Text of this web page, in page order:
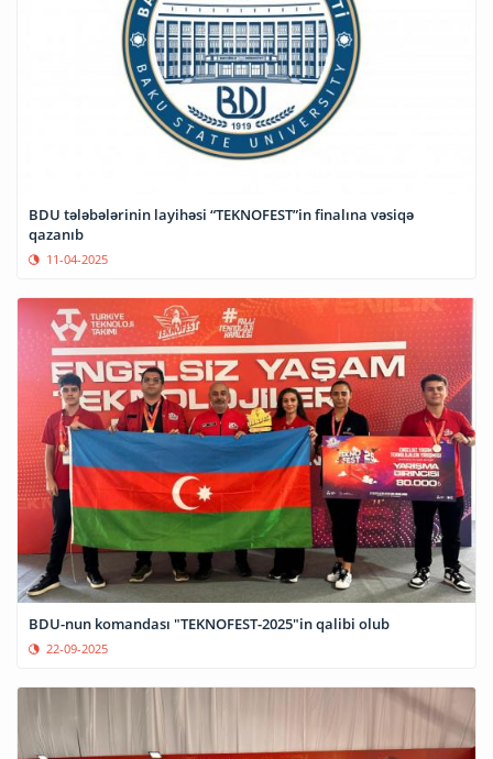
BDU tələbələrinin layihəsi “TEKNOFEST”in finalına vəsiqə
qazanıb
11-04-2025
BDU-nun komandası "TEKNOFEST-2025"in qalibi olub
22-09-2025